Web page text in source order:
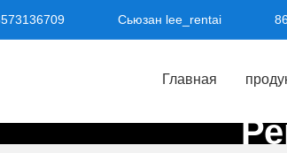
Сьюзан lee_rentai
Главная